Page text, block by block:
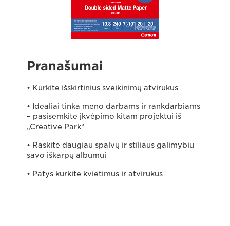
Pranašumai
• Kurkite išskirtinius sveikinimų atvirukus
• Idealiai tinka meno darbams ir rankdarbiams
– pasisemkite įkvėpimo kitam projektui iš
„Creative Park“
• Raskite daugiau spalvų ir stiliaus galimybių
savo iškarpų albumui
• Patys kurkite kvietimus ir atvirukus